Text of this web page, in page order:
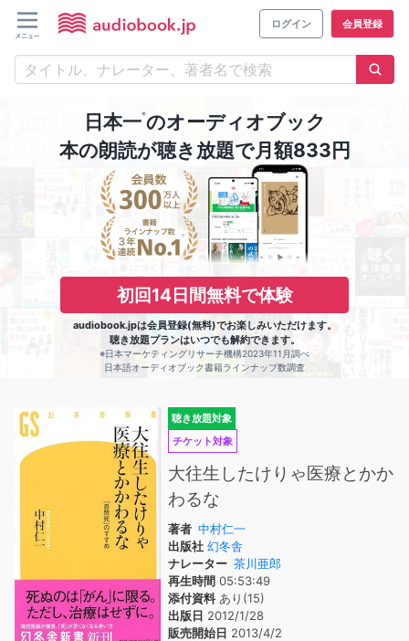
ログイン 会員登録
日本一※のオーディオブック
本の朗読が聴き放題で月額833円
初回14日間無料で体験
audiobook.jpは会員登録(無料)でお楽しみいただけます。
聴き放題プランはいつでも解約できます。
※日本マーケティングリサーチ機構2023年11月調べ
日本語オーディオブック書籍ラインナップ数調査
聴き放題対象
チケット対象
大往生したけりゃ医療とかか
わるな
著者 中村仁一
出版社 幻冬舎
ナレーター 茶川亜郎
再生時間 05:53:49
添付資料あり(15)
出版日 2012/1/28
販売開始日 2013/4/2